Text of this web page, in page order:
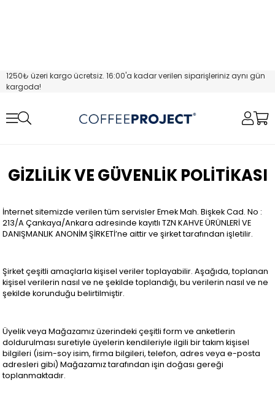
1250₺ üzeri kargo ücretsiz. 16:00'a kadar verilen siparişleriniz aynı gün
kargoda!
GİZLİLİK VE GÜVENLİK POLİTİKASI
İnternet sitemizde verilen tüm servisler Emek Mah. Bişkek Cad. No :
213/A Çankaya/Ankara adresinde kayıtlı TZN KAHVE ÜRÜNLERİ VE
DANIŞMANLIK ANONİM ŞİRKETİ’ne aittir ve şirket tarafından işletilir.
Şirket çeşitli amaçlarla kişisel veriler toplayabilir. Aşağıda, toplanan
kişisel verilerin nasıl ve ne şekilde toplandığı, bu verilerin nasıl ve ne
şekilde korunduğu belirtilmiştir.
Üyelik veya Mağazamız üzerindeki çeşitli form ve anketlerin
doldurulması suretiyle üyelerin kendileriyle ilgili bir takım kişisel
bilgileri (isim-soy isim, firma bilgileri, telefon, adres veya e-posta
adresleri gibi) Mağazamız tarafından işin doğası gereği
toplanmaktadır.